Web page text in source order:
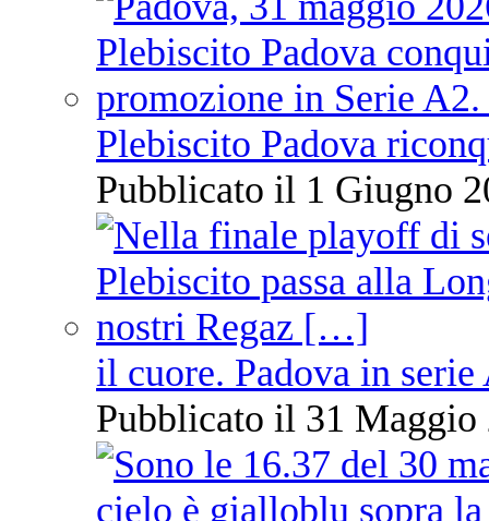
Plebiscito Padova
Pubblicato il 1 Giugno
il cuore. Padova in serie
Pubblicato il 31 Maggio